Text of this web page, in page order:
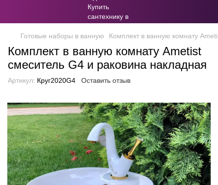
Готовые наборы в ванную Комплект в ванную комнату
Комплект в ванную комнату Ametist
смеситель G4 и раковина накладная
Артикул: Круг2020G4 Оставить отзыв